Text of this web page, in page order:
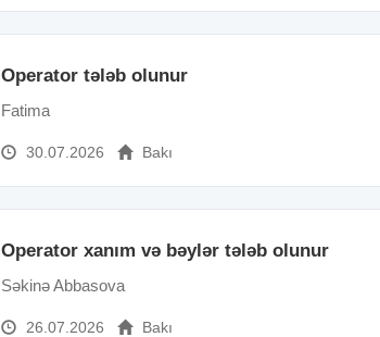
Operator tələb olunur
Fatima
30.07.2026 Bakı
Operator xanım və bəylər tələb olunur
Səkinə Abbasova
26.07.2026 Bakı